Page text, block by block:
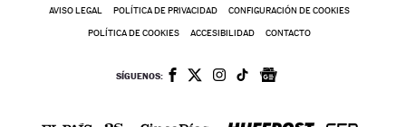
AVISO LEGAL POLÍTICA DE PRIVACIDAD CONFIGURACIÓN DE COOKIES
POLÍTICA DE COOKIES ACCESIBILIDAD CONTACTO
SÍGUENOS: